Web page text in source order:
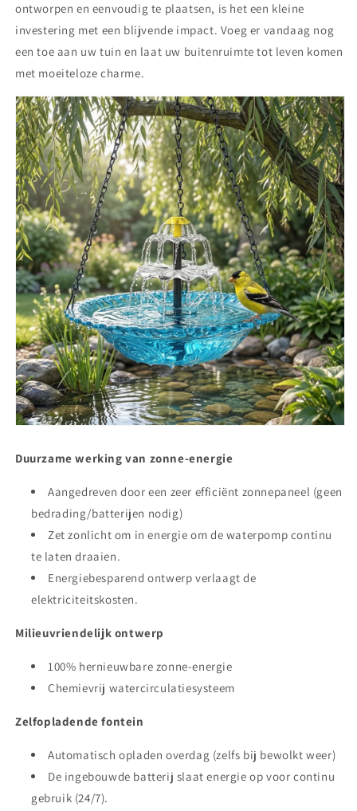
ontworpen en eenvoudig te plaatsen, is het een kleine
investering met een blijvende impact. Voeg er vandaag nog
een toe aan uw tuin en laat uw buitenruimte tot leven komen
met moeiteloze charme.
Duurzame werking van zonne-energie
Aangedreven door een zeer efficiënt zonnepaneel (geen
bedrading/batterijen nodig)
Zet zonlicht om in energie om de waterpomp continu
te laten draaien.
Energiebesparend ontwerp verlaagt de
elektriciteitskosten.
Milieuvriendelijk ontwerp
100% hernieuwbare zonne-energie
Chemievrij watercirculatiesysteem
Zelfopladende fontein
Automatisch opladen overdag (zelfs bij bewolkt weer)
De ingebouwde batterij slaat energie op voor continu
gebruik (24/7).